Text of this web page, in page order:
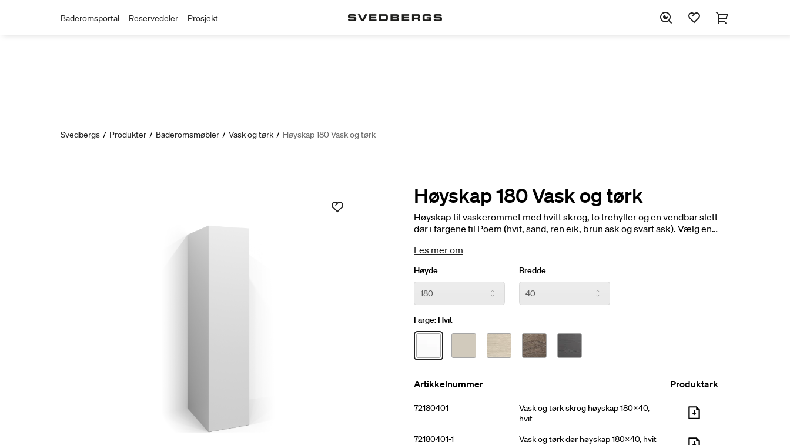
Baderomsportal Reservedeler Prosjekt
Svedbergs / Produkter / Baderomsmøbler / Vask og tørk / Høyskap 180 Vask og tørk
Høyskap 180 Vask og tørk
Høyskap til vaskerommet med hvitt skrog, to trehyller og en vendbar slett
dør i fargene til Poem (hvit, sand, ren eik, brun ask og svart ask). Vælg en
høyskapet med smarte tilvalg og tilbehør, som vaskekurv, slangeholder eller
40 cm Høyde 180 cm. Dybde 58 cm
Les mer om
Høyde Bredde
Farge: Hvit
Artikkelnummer Produktark
72180401
Vask og tørk skrog høyskap 180x40,
hvit
72180401-1
Vask og tørk dør høyskap 180x40, hvit